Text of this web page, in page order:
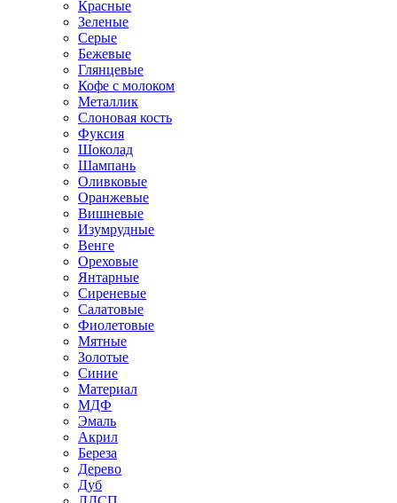
Красные
Зеленые
Серые
Бежевые
Глянцевые
Кофе с молоком
Металлик
Слоновая кость
Фуксия
Шоколад
Шампань
Оливковые
Оранжевые
Вишневые
Изумрудные
Венге
Ореховые
Янтарные
Сиреневые
Салатовые
Фиолетовые
Мятные
Золотые
Синие
Материал
МДФ
Эмаль
Акрил
Береза
Дерево
Дуб